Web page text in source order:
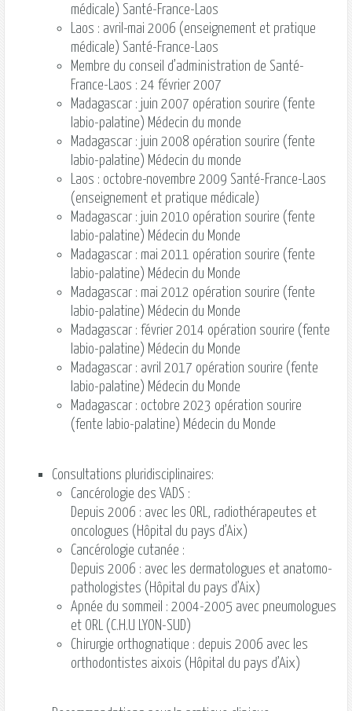
médicale) Santé-France-Laos
Laos : avril-mai 2006 (enseignement et pratique
médicale) Santé-France-Laos
Membre du conseil d’administration de Santé-
France-Laos : 24 février 2007
Madagascar : juin 2007 opération sourire (fente
labio-palatine) Médecin du monde
Madagascar : juin 2008 opération sourire (fente
labio-palatine) Médecin du monde
Laos : octobre-novembre 2009 Santé-France-Laos
(enseignement et pratique médicale)
Madagascar : juin 2010 opération sourire (fente
labio-palatine) Médecin du Monde
Madagascar : mai 2011 opération sourire (fente
labio-palatine) Médecin du Monde
Madagascar : mai 2012 opération sourire (fente
labio-palatine) Médecin du Monde
Madagascar : février 2014 opération sourire (fente
labio-palatine) Médecin du Monde
Madagascar : avril 2017 opération sourire (fente
labio-palatine) Médecin du Monde
Madagascar : octobre 2023 opération sourire
(fente labio-palatine) Médecin du Monde
Consultations pluridisciplinaires:
Cancérologie des VADS :
Depuis 2006 : avec les ORL, radiothérapeutes et
oncologues (Hôpital du pays d’Aix)
Cancérologie cutanée :
Depuis 2006 : avec les dermatologues et anatomo-
pathologistes (Hôpital du pays d’Aix)
Apnée du sommeil : 2004-2005 avec pneumologues
et ORL (C.H.U LYON-SUD)
Chirurgie orthognatique : depuis 2006 avec les
orthodontistes aixois (Hôpital du pays d’Aix)